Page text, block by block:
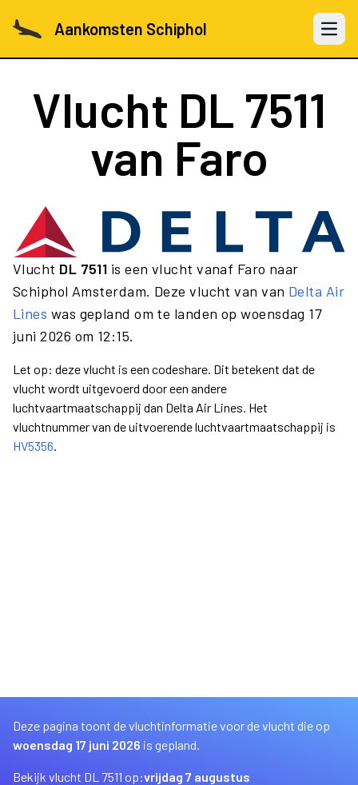
Aankomsten Schiphol Open
Vlucht DL 7511
van Faro
Vlucht DL 7511 is een vlucht vanaf Faro naar
Schiphol Amsterdam. Deze vlucht van van Delta Air
Lines was gepland om te landen op woensdag 17
juni 2026 om 12:15.
Let op: deze vlucht is een codeshare. Dit betekent dat de
vlucht wordt uitgevoerd door een andere
luchtvaartmaatschappij dan Delta Air Lines. Het
vluchtnummer van de uitvoerende luchtvaartmaatschappij is
HV5356.
Deze pagina toont de vluchtinformatie voor de vlucht die op
woensdag 17 juni 2026 is gepland.
Bekijk vlucht DL 7511 op:vrijdag 7 augustus